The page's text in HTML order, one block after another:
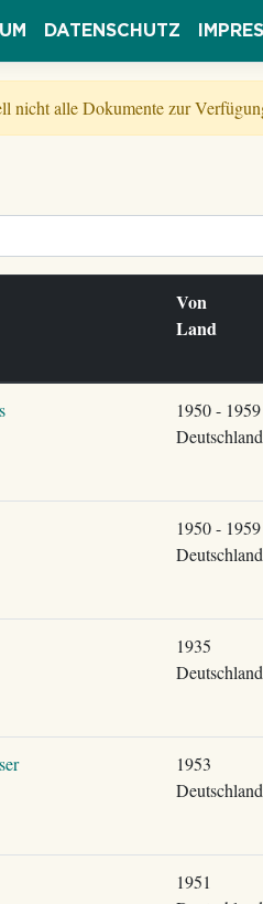
DATENSCHUTZ
nicht alle Dokumente zur
Von
Land
1950 - 1959
Deutschland
1950 - 1959
Deutschland
1935
Deutschland
1953
Deutschland
1951